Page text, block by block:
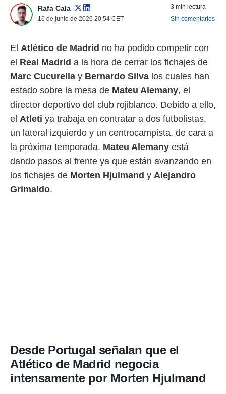
más
de
disponible
ni para
o
aunque
Rafa Cala
16 de junio de 2026 20:54 CET
3 min lectura
Sin comentarios
El Atlético de Madrid no ha podido competir con
el Real Madrid a la hora de cerrar los fichajes de
Marc Cucurella y Bernardo Silva los cuales han
estado sobre la mesa de Mateu Alemany, el
director deportivo del club rojiblanco. Debido a ello,
el Atleti ya trabaja en contratar a dos futbolistas,
un lateral izquierdo y un centrocampista, de cara a
la próxima temporada. Mateu Alemany está
dando pasos al frente ya que están avanzando en
los fichajes de Morten Hjulmand y Alejandro
Grimaldo.
Desde Portugal señalan que el
Atlético de Madrid negocia
intensamente por Morten Hjulmand